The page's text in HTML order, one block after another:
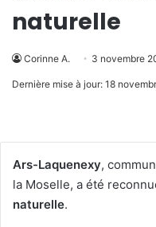
naturelle
Corinne A. 3 novembre
Dernière mise à jour: 18
Ars-Laquenexy,
la Moselle, a été
naturelle.